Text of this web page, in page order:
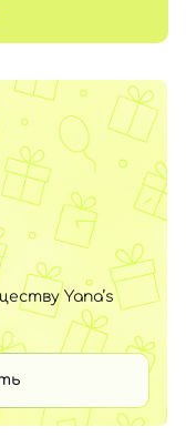
Yana’s